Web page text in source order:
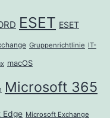
ESET ESET
Gruppenrichtlinie IT-
macOS
Microsoft 365
Edge Microsoft Exchange